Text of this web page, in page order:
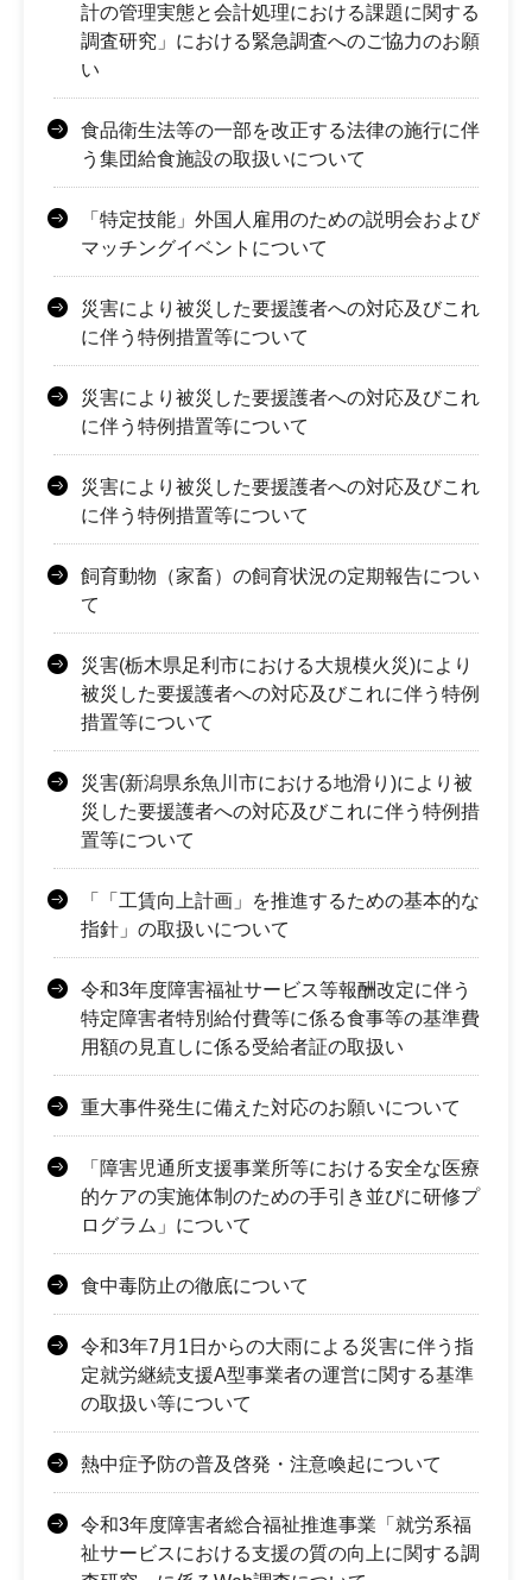
計の管理実態と会計処理における課題に関する
調査研究」における緊急調査へのご協力のお願
い
食品衛生法等の一部を改正する法律の施行に伴
う集団給食施設の取扱いについて
「特定技能」外国人雇用のための説明会および
マッチングイベントについて
災害により被災した要援護者への対応及びこれ
に伴う特例措置等について
災害により被災した要援護者への対応及びこれ
に伴う特例措置等について
災害により被災した要援護者への対応及びこれ
に伴う特例措置等について
飼育動物（家畜）の飼育状況の定期報告につい
て
災害(栃木県足利市における大規模火災)により
被災した要援護者への対応及びこれに伴う特例
措置等について
災害(新潟県糸魚川市における地滑り)により被
災した要援護者への対応及びこれに伴う特例措
置等について
「「工賃向上計画」を推進するための基本的な
指針」の取扱いについて
令和3年度障害福祉サービス等報酬改定に伴う
特定障害者特別給付費等に係る食事等の基準費
用額の見直しに係る受給者証の取扱い
重大事件発生に備えた対応のお願いについて
「障害児通所支援事業所等における安全な医療
的ケアの実施体制のための手引き並びに研修プ
ログラム」について
食中毒防止の徹底について
令和3年7月1日からの大雨による災害に伴う指
定就労継続支援A型事業者の運営に関する基準
の取扱い等について
熱中症予防の普及啓発・注意喚起について
令和3年度障害者総合福祉推進事業「就労系福
祉サービスにおける支援の質の向上に関する調